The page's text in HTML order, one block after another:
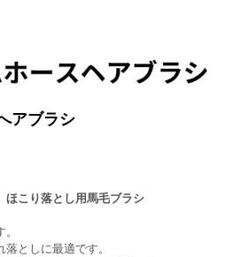
アブラシ
ほこり落とし用馬毛ブラシ
としに最適です。